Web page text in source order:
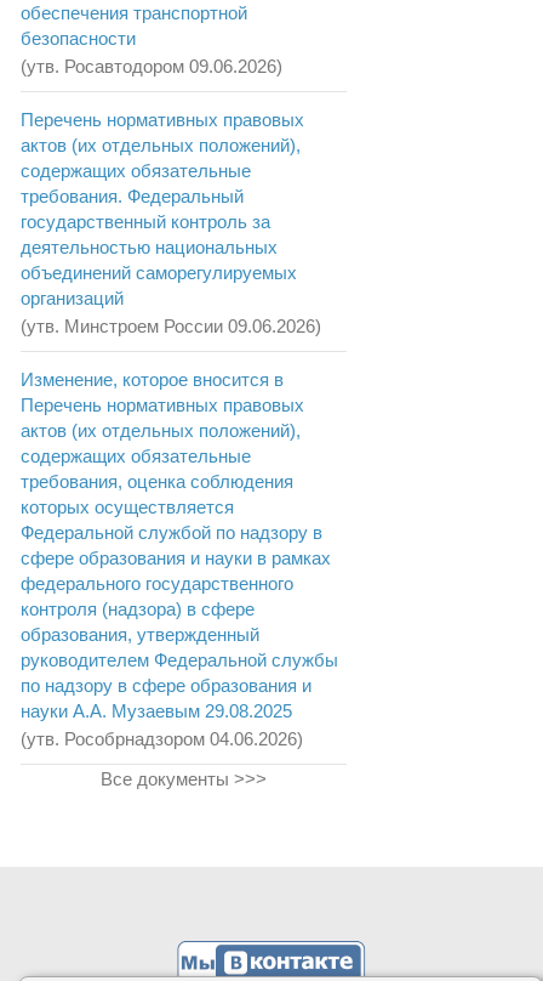
обеспечения транспортной
безопасности
(утв. Росавтодором 09.06.2026)
Перечень нормативных правовых
актов (их отдельных положений),
содержащих обязательные
требования. Федеральный
государственный контроль за
деятельностью национальных
объединений саморегулируемых
организаций
(утв. Минстроем России 09.06.2026)
Изменение, которое вносится в
Перечень нормативных правовых
актов (их отдельных положений),
содержащих обязательные
требования, оценка соблюдения
которых осуществляется
Федеральной службой по надзору в
сфере образования и науки в рамках
федерального государственного
контроля (надзора) в сфере
образования, утвержденный
руководителем Федеральной службы
по надзору в сфере образования и
науки А.А. Музаевым 29.08.2025
(утв. Рособрнадзором 04.06.2026)
Все документы >>>